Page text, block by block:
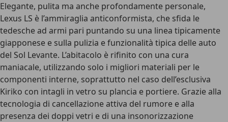
Elegante, pulita ma anche profondamente personale,
Lexus LS è l’ammiraglia anticonformista, che sfida le
tedesche ad armi pari puntando su una linea tipicamente
giapponese e sulla pulizia e funzionalità tipica delle auto
del Sol Levante. L’abitacolo è rifinito con una cura
maniacale, utilizzando solo i migliori materiali per le
componenti interne, soprattutto nel caso dell’esclusiva
Kiriko con intagli in vetro su plancia e portiere. Grazie alla
tecnologia di cancellazione attiva del rumore e alla
presenza dei doppi vetri e di una insonorizzazione